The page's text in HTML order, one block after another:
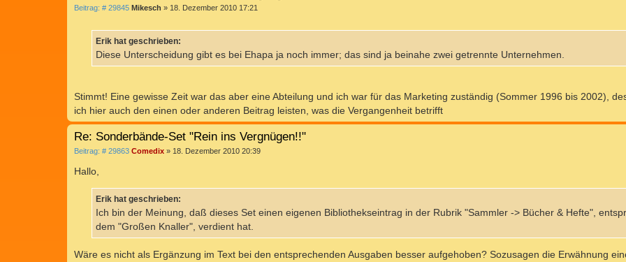
Beitrag: # 29845B
r
a
Mikesch » 18. Dezember 2010 17:21
Erik hat geschrieben:
Diese Unterscheidung gibt es bei Ehapa ja noch immer; das sind ja beinahe zwei getrennte Unternehmen.
Stimmt! Eine gewisse Zeit war das aber eine Abteilung und ich war für das Marketing zuständig (Sommer 1996 bis 2002),
ich hier auch den einen oder anderen Beitrag leisten, was die Vergangenheit betrifft
Re: Sonderbände-Set "Rein ins Vergnügen!!"
Beitrag: # 29863B
r
a
g
Comedix » 18. Dezember 2010 20:39
Hallo,
Erik hat geschrieben:
Ich bin der Meinung, daß dieses Set einen eigenen Bibliothekseintrag in der Rubrik "Sammler -> Bücher & Hefte",
dem "Großen Knaller", verdient hat.
Wäre es nicht als Ergänzung im Text bei den entsprechenden Ausgaben besser aufgehoben? Sozusagen die Erwähnung